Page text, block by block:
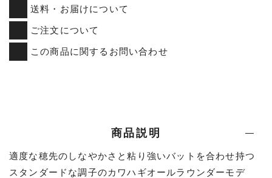
送料・お届けについて
ご注文について
この商品に関するお問い合わせ
商品説明
適度な穂先のしなやかさと粘り強いバットを合わせ持つ
スタンダードな調子のカワハギオールラウンダーモデ